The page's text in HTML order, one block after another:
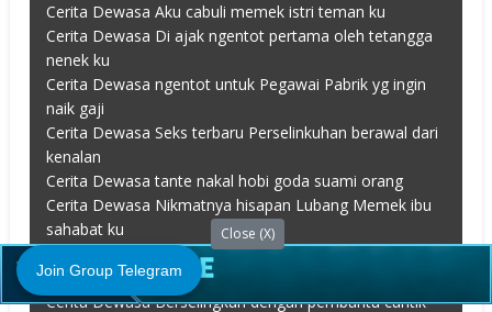
Cerita Dewasa Aku cabuli memek istri teman ku
Cerita Dewasa Di ajak ngentot pertama oleh tetangga
nenek ku
Cerita Dewasa ngentot untuk Pegawai Pabrik yg ingin
naik gaji
Cerita Dewasa Seks terbaru Perselinkuhan berawal dari
kenalan
Cerita Dewasa tante nakal hobi goda suami orang
Cerita Dewasa Nikmatnya hisapan Lubang Memek ibu
sahabat ku
Cerita Dewasa Kenikmatan saat pacaran Di Rumah
Kosong
Cerita Dewasa Berselingkuh dengan pembantu cantik
Close (X)
Join Group Telegram